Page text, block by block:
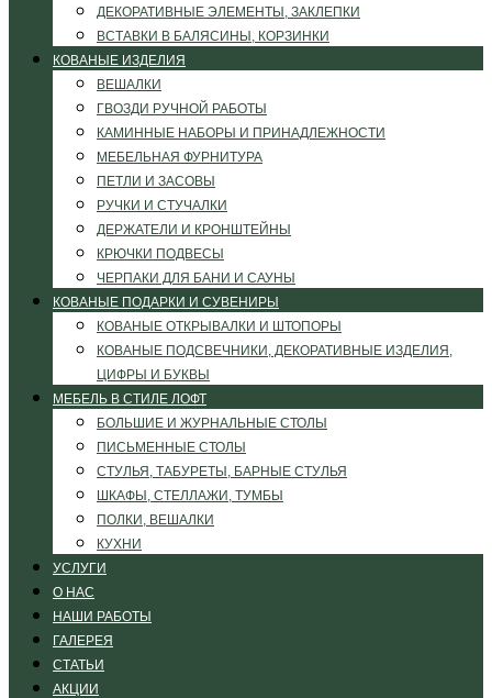
ДЕКОРАТИВНЫЕ ЭЛЕМЕНТЫ, ЗАКЛЕПКИ
ВСТАВКИ В БАЛЯСИНЫ, КОРЗИНКИ
КОВАНЫЕ ИЗДЕЛИЯ
ВЕШАЛКИ
ГВОЗДИ РУЧНОЙ РАБОТЫ
КАМИННЫЕ НАБОРЫ И ПРИНАДЛЕЖНОСТИ
МЕБЕЛЬНАЯ ФУРНИТУРА
ПЕТЛИ И ЗАСОВЫ
РУЧКИ И СТУЧАЛКИ
ДЕРЖАТЕЛИ И КРОНШТЕЙНЫ
КРЮЧКИ ПОДВЕСЫ
ЧЕРПАКИ ДЛЯ БАНИ И САУНЫ
КОВАНЫЕ ПОДАРКИ И СУВЕНИРЫ
КОВАНЫЕ ОТКРЫВАЛКИ И ШТОПОРЫ
КОВАНЫЕ ПОДСВЕЧНИКИ, ДЕКОРАТИВНЫЕ ИЗДЕЛИЯ,
ЦИФРЫ И БУКВЫ
МЕБЕЛЬ В СТИЛЕ ЛОФТ
БОЛЬШИЕ И ЖУРНАЛЬНЫЕ СТОЛЫ
ПИСЬМЕННЫЕ СТОЛЫ
СТУЛЬЯ, ТАБУРЕТЫ, БАРНЫЕ СТУЛЬЯ
ШКАФЫ, СТЕЛЛАЖИ, ТУМБЫ
ПОЛКИ, ВЕШАЛКИ
КУХНИ
УСЛУГИ
О НАС
НАШИ РАБОТЫ
ГАЛЕРЕЯ
СТАТЬИ
АКЦИИ